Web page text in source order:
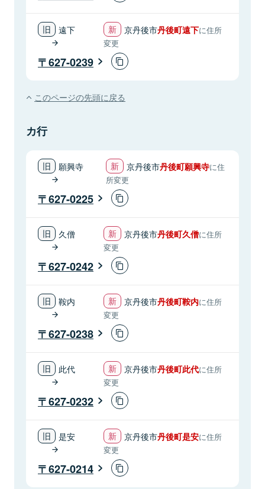
遠下 京丹後市丹後町遠下に住所
変更
627-0239
このページの先頭に戻る
カ行
願興寺 京丹後市丹後町願興寺に住
所変更
627-0225
久僧 京丹後市丹後町久僧に住所
変更
627-0242
鞍内 京丹後市丹後町鞍内に住所
変更
627-0238
此代 京丹後市丹後町此代に住所
変更
627-0232
是安 京丹後市丹後町是安に住所
変更
627-0214